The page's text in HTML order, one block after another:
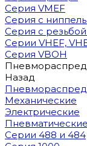
Серия VMEF
Серия с
Серия с резьбой
Серии VHEF,
Серия VBOH
Назад
Механические
Электрические
Пневматические
Серии 488 и 484